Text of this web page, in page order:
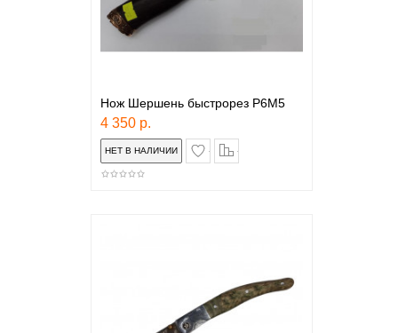
Нож Шершень быстрорез Р6М5
4 350 р.
в закладки